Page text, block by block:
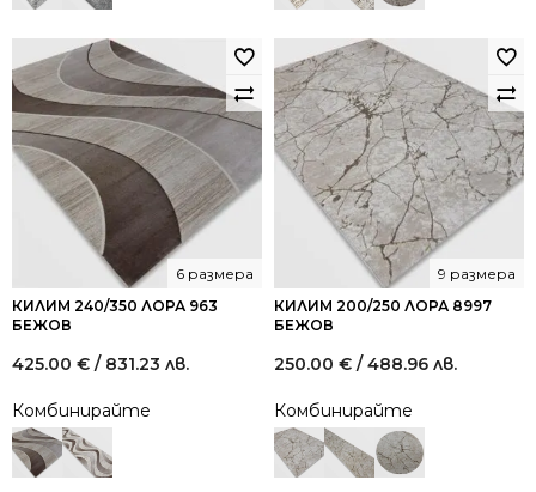
КИЛИМ 240/350 ЛОРА 963
БЕЖОВ
6 размера
425.00 € / 831.23 лв.
Комбинирайте
КИЛИМ 200/250 ЛОРА 8997
БЕЖОВ
9 размера
250.00 € / 488.96 лв.
Комбинирайте